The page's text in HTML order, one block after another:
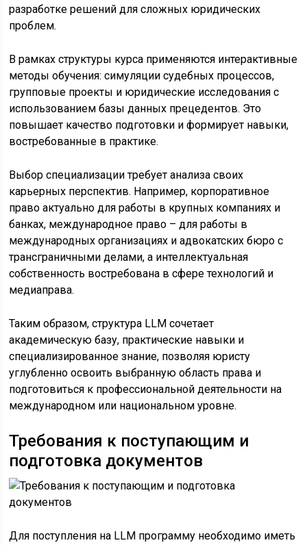
разработке решений для сложных юридических
проблем.
В рамках структуры курса применяются интерактивные
методы обучения: симуляции судебных процессов,
групповые проекты и юридические исследования с
использованием базы данных прецедентов. Это
повышает качество подготовки и формирует навыки,
востребованные в практике.
Выбор специализации требует анализа своих
карьерных перспектив. Например, корпоративное
право актуально для работы в крупных компаниях и
банках, международное право – для работы в
международных организациях и адвокатских бюро с
трансграничными делами, а интеллектуальная
собственность востребована в сфере технологий и
медиаправа.
Таким образом, структура LLM сочетает
академическую базу, практические навыки и
специализированное знание, позволяя юристу
углубленно освоить выбранную область права и
подготовиться к профессиональной деятельности на
международном или национальном уровне.
Требования к поступающим и
подготовка документов
Для поступления на LLM программу необходимо иметь